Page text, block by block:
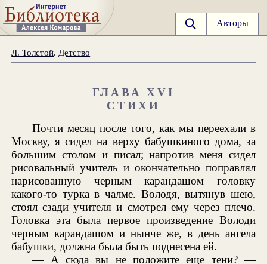
Авторы
Л. Толстой. Детство
ГЛАВА XVI
СТИХИ
Почти месяц после того, как мы переехали в
Москву, я сидел на верху бабушкиного дома, за
большим столом и писал; напротив меня сидел
рисовальный учитель и окончательно поправлял
нарисованную черным карандашом головку
какого-то турка в чалме. Володя, вытянув шею,
стоял сзади учителя и смотрел ему через плечо.
Головка эта была первое произведение Володи
черным карандашом и нынче же, в день ангела
бабушки, должна была быть поднесена ей.
— А сюда вы не положите еще тени? —